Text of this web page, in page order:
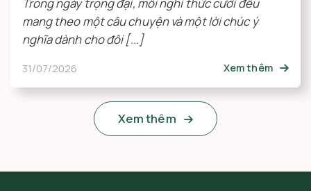
Trong ngày trọng đại, mỗi nghi thức cưới đều
mang theo một câu chuyện và một lời chúc ý
nghĩa dành cho đôi [...]
31/07/2026 Xem thêm
Xem thêm